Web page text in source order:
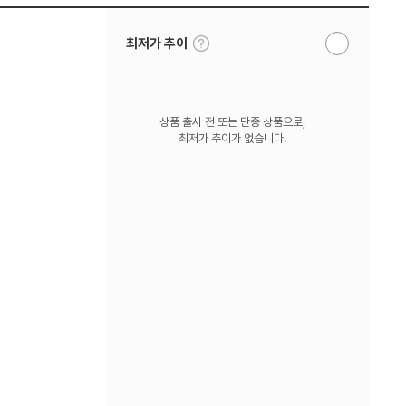
최저가 추이
툴
팁
알
상품 출시 전 또는 단종 상품으로,
최저가 추이가 없습니다.